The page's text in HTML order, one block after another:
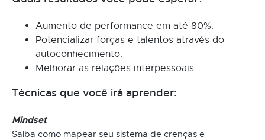
Aumento de performance em até 80%.
Potencializar forças e talentos através do
autoconhecimento.
Melhorar as relações interpessoais.
Técnicas que você irá aprender:
Mindset
Saiba como mapear seu sistema de crenças e